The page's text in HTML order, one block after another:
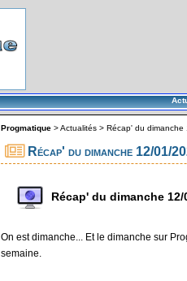
Progmatique >Actualités > Récap' du dimanche
Récap' du dimanche 12/01/
Récap' du dimanche 12/
On est dimanche... Et le dimanche sur
semaine.